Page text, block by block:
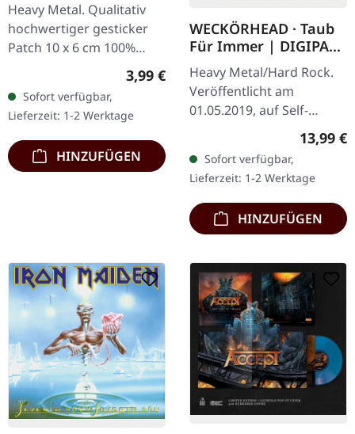
Heavy Metal. Qualitativ
hochwertiger gesticker
Patch 10 x 6 cm 100%
Regulärer Preis:
3,99 €
Sofort verfügbar,
Lieferzeit: 1-2 Werktage
HINZUFÜGEN
WECKÖRHEAD · Taub
Für Immer | DIGIPAK
CD
Heavy Metal/Hard Rock.
Veröffentlicht am
01.05.2019, auf Self-
Released. CD im DigiPak
mit Booklet. Was für eine
wilde Fahrt das ist!
Weckörhad…
13,99 €
Sofort verfügbar,
Lieferzeit: 1-2 Werktage
HINZUFÜGEN